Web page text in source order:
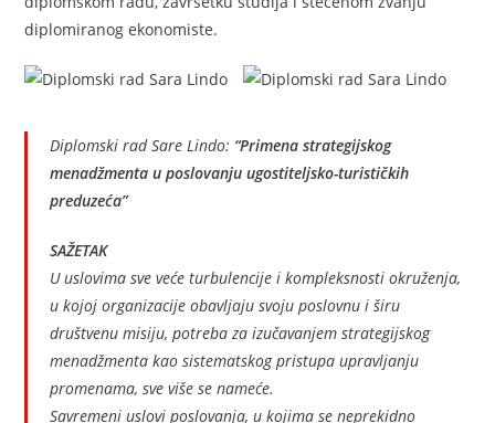
diplomiranog ekonomiste.
Diplomski rad Sare Lindo: “Primena strategijskog
menadžmenta u poslovanju ugostiteljsko-turističkih
preduzeća”
SAŽETAK
U uslovima sve veće turbulencije i kompleksnosti okruženja,
u kojoj organizacije obavljaju svoju poslovnu i širu
društvenu misiju, potreba za izučavanjem strategijskog
menadžmenta kao sistematskog pristupa upravljanju
promenama, sve više se nameće.
Savremeni uslovi poslovanja, u kojima se neprekidno